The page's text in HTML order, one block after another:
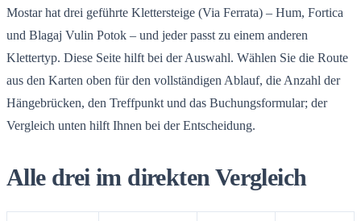
Mostar hat drei geführte Klettersteige (Via Ferrata) – Hum, Fortica
und Blagaj Vulin Potok – und jeder passt zu einem anderen
Klettertyp. Diese Seite hilft bei der Auswahl. Wählen Sie die Route
aus den Karten oben für den vollständigen Ablauf, die Anzahl der
Hängebrücken, den Treffpunkt und das Buchungsformular; der
Vergleich unten hilft Ihnen bei der Entscheidung.
Alle drei im direkten Vergleich